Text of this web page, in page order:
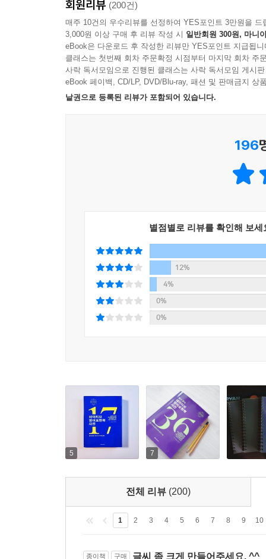
PART5 문장에 화려함 더하기
CHAPTER 15
원어민은 ‘아니다’를 이렇게도 표현한다
CHAPTER 17
톡 쏘는 비유 표현으로 밋밋한 영어에서 탈출하자
⑴ a ~ of a ... 비유 표현
⑵ ‘ - ’으로 연결하는 비유 형용사
⑶ [with＋명사＋of ] 전치사구
01 DO
02 TAKE
03 MAKE
04 GET
05 HAVE
UNIT 02 상태 · 유지 동사
19 PUT
20 DROP
22 KEEP
예문이 머리에 저절로 새겨지도록 넘치게 담았다!
이 책은 624 페이지에 걸쳐 수많은 리얼한 예문
통해 네이티브 표현법에 자연스럽게 익숙해질 수
다양한 부분을 다루기 때문에 영어를 구조적으로
믿을 수 있는 저자의 교양 있는 표준 영어 표현만
교수로 재임 중인 저자가 쓴 신뢰할 수 있는 영어
네이티브 표현과 예제 전부를 네이티브가 녹음
회원리뷰 (200건)
매주 10건의 우수리뷰를 선정하여 YES포인트 3만원을 드
3,000원 이상 구매 후 리뷰 작성 시 일반회원 300원, 마니
eBook은 다운로드 후 작성한 리뷰만 YES포인트 지급됩니
클래스는 첫번째 회차 주문확정 시점부터 마지막 회차 주
사락 독서모임으로 진행된 클래스는 사락 독서모임 게시
eBook 페이백, CD/LP, DVD/Blu-ray, 패션 및 판매금지 상
낱권으로 등록된 리뷰가 포함되어 있습니다.
196
별점별로 리뷰를 확인해 보세
12%
4%
0%
0%
5 7
전체 리뷰 (200)
1 2 3 4 5 6 7 8 9 10
종이책 구매 글씨 좀 크게 만들어주세요. ^^